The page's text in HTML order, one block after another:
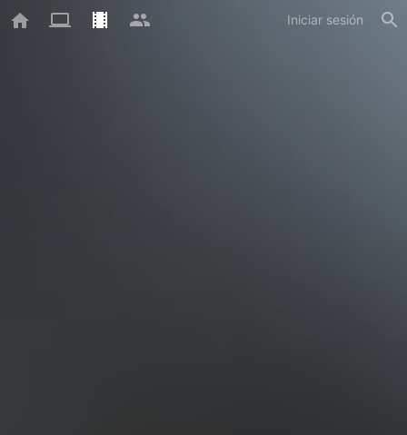
Iniciar sesión